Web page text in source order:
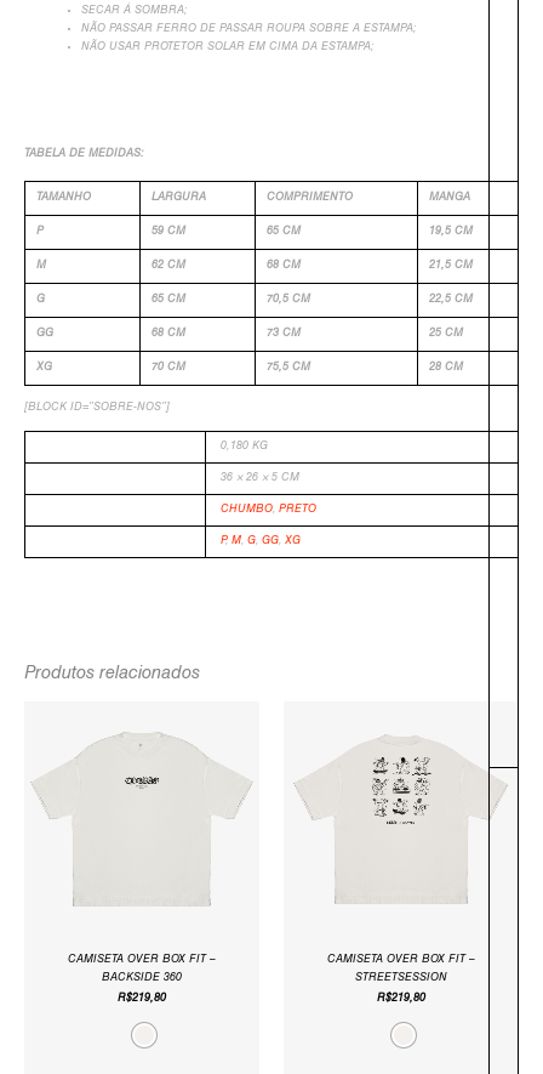
SECAR Á SOMBRA;
NÃO PASSAR FERRO DE PASSAR ROUPA SOBRE A ESTAMPA;
NÃO USAR PROTETOR SOLAR EM CIMA DA ESTAMPA;
TABELA DE MEDIDAS:
TAMANHO LARGURA COMPRIMENTO MANGA
P 59 CM 65 CM 19,5 CM
M 62 CM 68 CM 21,5 CM
G 65 CM 70,5 CM 22,5 CM
GG 68 CM 73 CM 25 CM
XG 70 CM 75,5 CM 28 CM
[BLOCK ID=”SOBRE-NOS”]
0,180 KG
36 × 26 × 5 CM
CHUMBO,PRETO
P,M,G,GG,XG
Produtos relacionados
CAMISETA OVER BOX FIT –
BACKSIDE 360
R$219,80
CAMISETA OVER BOX FIT –
STREETSESSION
R$219,80